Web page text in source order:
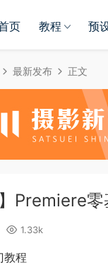
页 教程 预
最新发布 正文
】Premiere
1.33k
教程